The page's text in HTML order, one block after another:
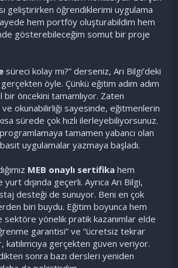
geliştirirken öğrendiklerimi uygulama
hem portföy oluşturabildim hem
gösterebileceğim somut bir proje
süreci kolay mı?” derseniz, Arı Bilgi’deki
öyle. Çünkü eğitim adım adım
öncekini tamamlıyor. Zaten
ve okunabilirliği sayesinde, eğitmenlerin
sürede çok hızlı ilerleyebiliyorsunuz.
tamamen yabancı olan
uygulamalar yazmaya başladı.
MEB onaylı sertifika hem
dışında geçerli. Ayrıca Arı Bilgi,
desteği de sunuyor. Beni en çok
biri buydu. Eğitim boyunca hem
yönelik pratik kazanımlar elde
garantisi” ve “ücretsiz tekrar
katılımcıya gerçekten güven veriyor.
sonra bazı dersleri yeniden